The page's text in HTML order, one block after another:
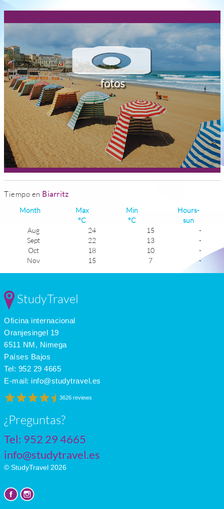
fotos
Tiempo en Biarritz
Month
Max
°C
Min
°C
Hours-
sun
Aug
24 15
-
Sept
22 13
-
Oct
18 10
-
Nov
15 7
-
Mar
May
June
July
StudyTravel
Oficina internacional
Oranjesingel 19
6511 NM, Nimega
Países Bajos
Tel: 952 29 4665
E-mail: info@studytravel.es
3626 reviews
¿Preguntas?
Tel: 952 29 4665
info@studytravel.es
© StudyTravel 2026